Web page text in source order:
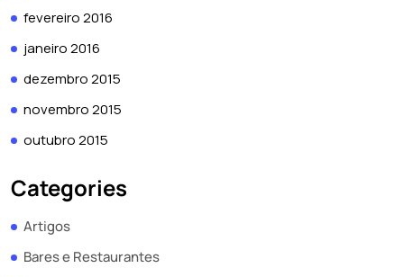
fevereiro 2016
janeiro 2016
dezembro 2015
novembro 2015
outubro 2015
Categories
Artigos
Bares e Restaurantes